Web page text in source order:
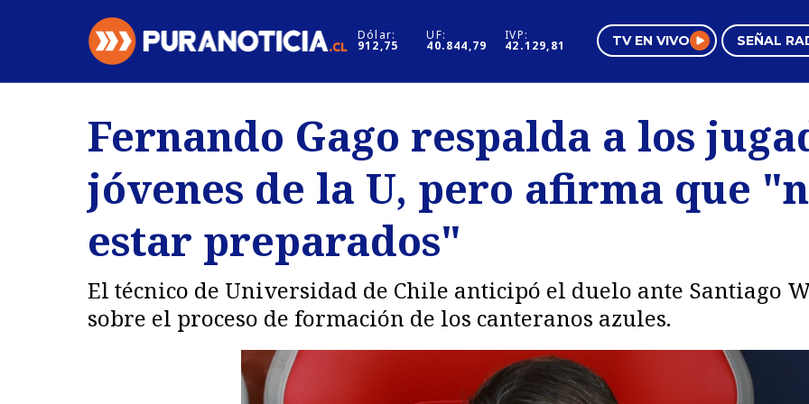
Dólar:
912,75
UF:
40.844,79
IVP:
42.129,81 TV EN VIVO SEÑAL
Regiones
Deportes
Internacional
Motores
Negocios
Pura Mujer
Fernando Gago respalda a los
jóvenes de la U, pero afirma que
estar preparados"
El técnico de Universidad de Chile anticipó el duelo ante Santiago
sobre el proceso de formación de los canteranos azules.